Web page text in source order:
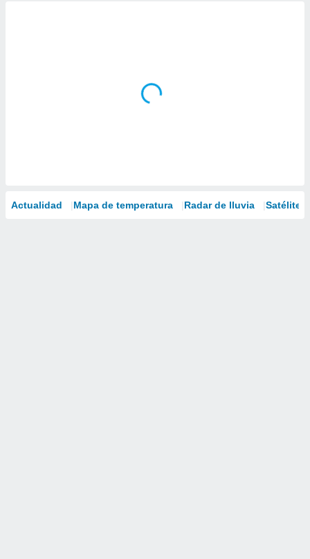
Actualidad Mapa de temperatura Radar de lluvia Satélites